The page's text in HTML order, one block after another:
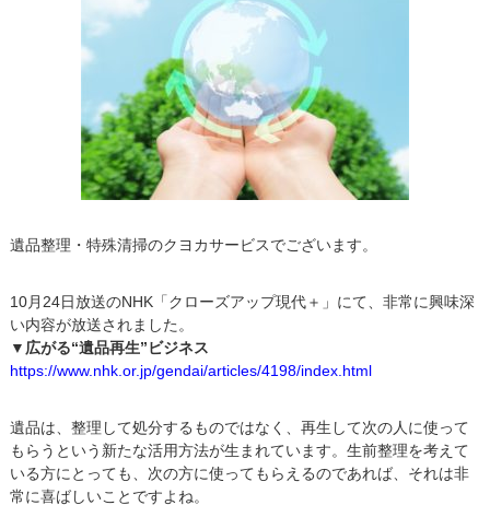
遺品整理・特殊清掃のクヨカサービスでございます。
10月24日放送のNHK「クローズアップ現代＋」にて、非常に興味深
い内容が放送されました。
▼広がる“遺品再生”ビジネス
https://www.nhk.or.jp/gendai/articles/4198/index.html
遺品は、整理して処分するものではなく、再生して次の人に使って
もらうという新たな活用方法が生まれています。生前整理を考えて
いる方にとっても、次の方に使ってもらえるのであれば、それは非
常に喜ばしいことですよね。